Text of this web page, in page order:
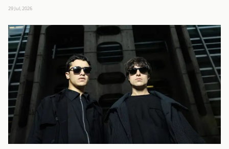
29 Jul, 2026